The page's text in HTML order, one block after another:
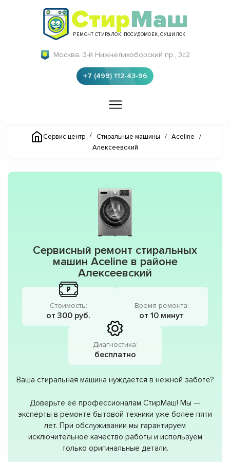
СтирМаш
РЕМОНТ СТИРАЛОК, ПОСУДОМОЕК, СУШИЛОК
Москва, 3-й Нижнелихоборский пр., 3с2
+7 (499) 112-43-96
Сервис центр / Стиральные машины / Aceline
/
Алексеевский
Сервисный ремонт стиральных
машин Aceline в районе
Алексеевский
Стоимость:
от 300 руб.
Время ремонта:
от 10 минут
Диагностика:
бесплатно
Ваша стиральная машина нуждается в нежной заботе?
Доверьте её профессионалам СтирМаш! Мы —
эксперты в ремонте бытовой техники уже более пяти
лет. При обслуживании мы гарантируем
исключительное качество работы и используем
только оригинальные детали.